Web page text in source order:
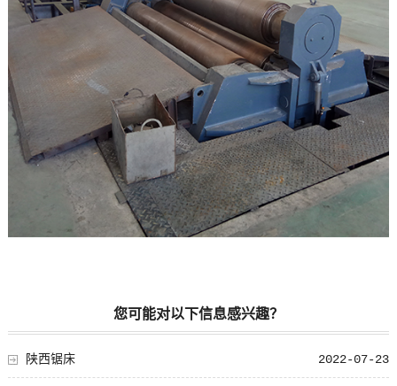
您可能对以下信息感兴趣？
2022-07-23
陕西锯床